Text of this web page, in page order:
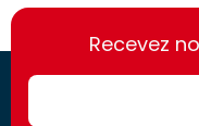
https://france-
access.fr
https://france-
access.fr
Recevez